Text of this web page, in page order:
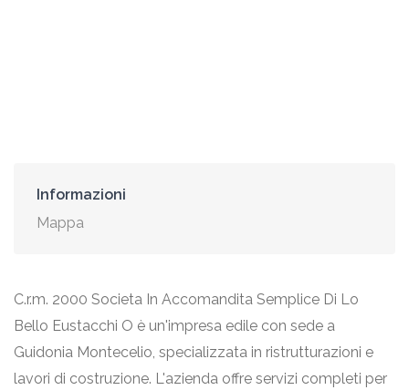
Informazioni
Mappa
C.r.m. 2000 Societa In Accomandita Semplice Di Lo
Bello Eustacchi O è un'impresa edile con sede a
Guidonia Montecelio, specializzata in ristrutturazioni e
lavori di costruzione. L'azienda offre servizi completi per